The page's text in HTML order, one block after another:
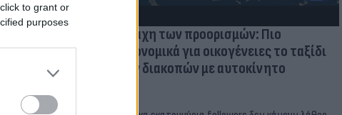
to grant or
purposes
Η μάχη των προορισμών: Πιο
οικονομικά για οικογένειες το ταξίδι
των διακοπών με αυτοκίνητο